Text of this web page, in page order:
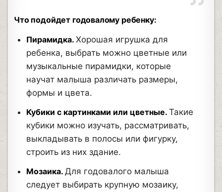
Что подойдет годовалому ребенку:
Пирамидка.Хорошая игрушка для
ребенка, выбрать можно цветные или
музыкальные пирамидки, которые
научат малыша различать размеры,
формы и цвета.
Кубики с картинками или цветные.Такие
кубики можно изучать, рассматривать,
выкладывать в полосы или фигурку,
строить из них здание.
Мозаика.Для годовалого малыша
следует выбирать крупную мозаику,